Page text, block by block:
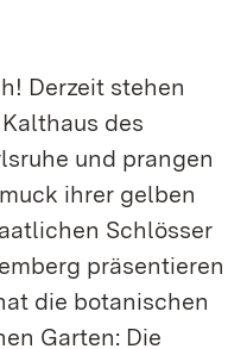
Derzeit stehen
des
und prangen
ihrer gelben
Schlösser
präsentieren
die botanischen
Garten: Die